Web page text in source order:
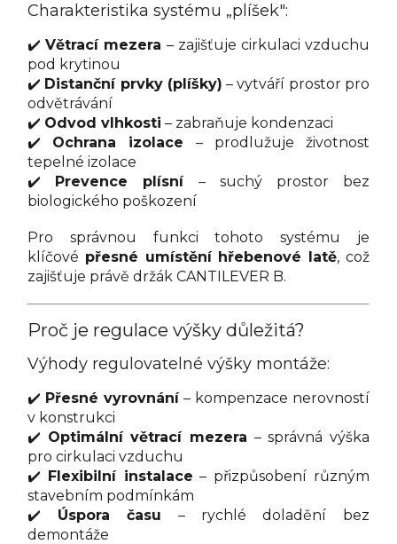
Charakteristika systému „plíšek":
✔️ Větrací mezera – zajišťuje cirkulaci vzduchu
pod krytinou
✔️ Distanční prvky (plíšky) – vytváří prostor pro
odvětrávání
✔️ Odvod vlhkosti – zabraňuje kondenzaci
✔️
Ochrana izolace
– prodlužuje životnost
tepelné izolace
✔️
Prevence plísní
– suchý prostor bez
biologického poškození
Pro správnou funkci tohoto systému je
klíčové přesné umístění hřebenové latě, což
zajišťuje právě držák CANTILEVER B.
Proč je regulace výšky důležitá?
Výhody regulovatelné výšky montáže:
✔️ Přesné vyrovnání – kompenzace nerovností
v konstrukci
✔️ Optimální větrací mezera – správná výška
pro cirkulaci vzduchu
✔️ Flexibilní instalace – přizpůsobení různým
stavebním podmínkám
✔️
Úspora času
– rychlé doladění bez
demontáže